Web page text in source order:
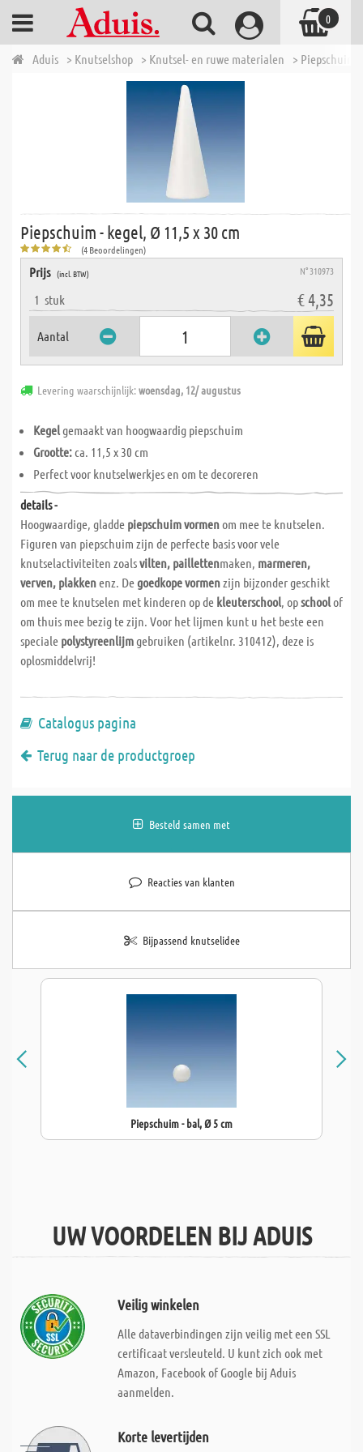
Aduis > Knutselshop > Knutsel- en ruwe materialen > Piepschuim
Piepschuim - kegel, Ø 11,5 x 30 cm
(4 Beoordelingen)
Prijs (incl. BTW) N° 310973
1 stuk € 4,35
Aantal
Levering waarschijnlijk:woensdag, 12/ augustus
Kegelgemaakt van hoogwaardig piepschuim
Grootte:ca. 11,5 x 30 cm
Perfect voor knutselwerkjes en om te decoreren
details -
Hoogwaardige, gladde piepschuimvormenom mee te knutselen.
Figuren van piepschuim zijn de perfecte basis voor vele
knutselactiviteiten zoalsvilten, paillettenmaken, marmeren,
verven, plakkenenz. Degoedkope vormenzijn bijzonder geschikt
om mee te knutselen met kinderen op de kleuterschool, opschoolof
om thuis mee bezig te zijn. Voor het lijmen kunt u het beste een
speciale polystyreenlijmgebruiken (artikelnr. 310412), deze is
oplosmiddelvrij!
Catalogus pagina
Terug naar de productgroep
Besteld samen met
Reacties van klanten
Bijpassend knutselidee
Piepschuim - bal, Ø 5 cm
UW VOORDELEN BIJ ADUIS
Veilig winkelen
Alle dataverbindingen zijn veilig met een SSL
certificaat versleuteld. U kunt zich ook met
Amazon, Facebook of Google bij Aduis
aanmelden.
Korte levertijden
0